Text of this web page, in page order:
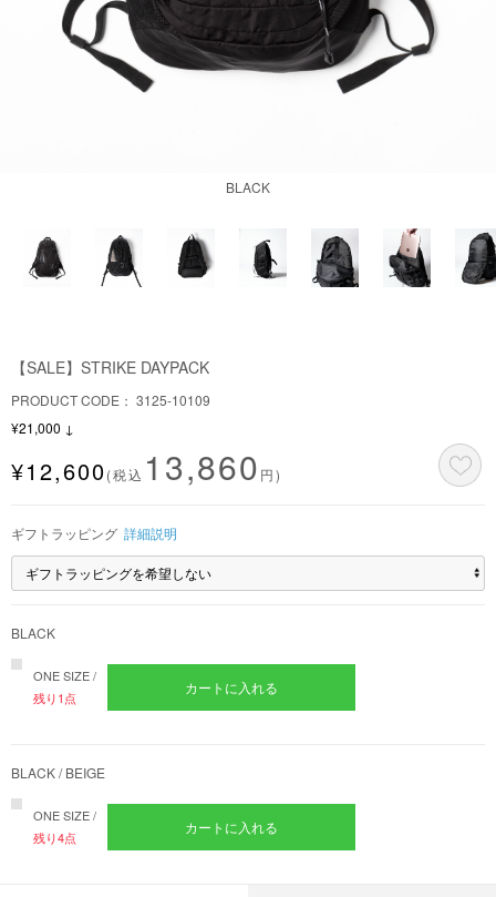
BLACK
【SALE】STRIKE DAYPACK
PRODUCT CODE： 3125-10109
¥21,000 ↓
¥12,600(税込 13,860 円)
ギフトラッピング 詳細説明
BLACK
ONE SIZE /
残り1点
BLACK / BEIGE
ONE SIZE /
残り4点